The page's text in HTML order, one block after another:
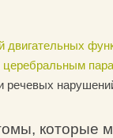
двигательных
церебральным
речевых
которые